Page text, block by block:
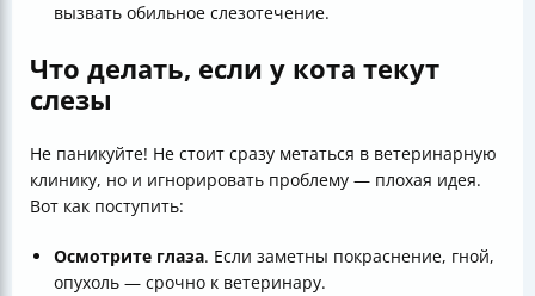
вызвать обильное слезотечение.
Что делать, если у кота текут
слезы
Не паникуйте! Не стоит сразу метаться в ветеринарную
клинику, но и игнорировать проблему — плохая идея.
Вот как поступить:
Осмотрите глаза. Если заметны покраснение, гной,
опухоль — срочно к ветеринару.